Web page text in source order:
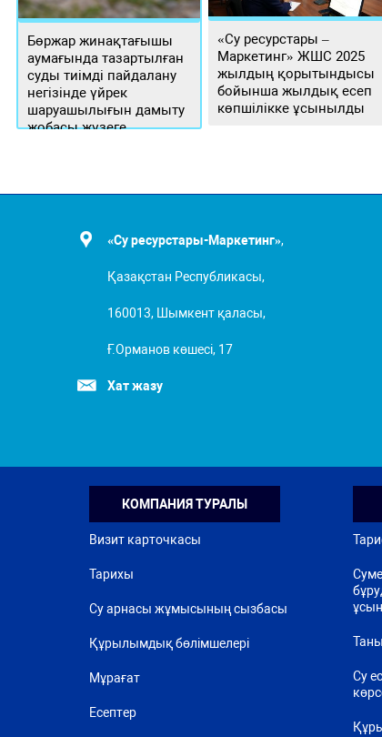
Бөржар жинақтағышы
аумағында тазартылған
суды тиімді пайдалану
негізінде үйрек
шаруашылығын дамыту
жобасы жүзеге
«Су ресурстары –
Маркетинг» ЖШС 2025
жылдың қорытындысы
бойынша жылдық есеп
көпшілікке ұсынылды
«Су ресурстары-Маркетинг»,
Қазақстан Республикасы,
160013, Шымкент қаласы,
Ғ.Орманов көшесі, 17
Хат жазу
КОМПАНИЯ ТУРАЛЫ
Визит карточкасы
Тарихы
Су арнасы жұмысының сызбасы
Құрылымдық бөлімшелері
Мұрағат
Есептер
Су